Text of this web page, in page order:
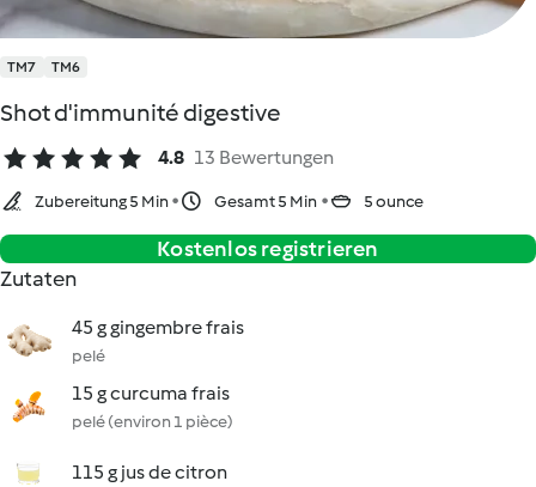
TM7 TM6
Shot d'immunité digestive
4.8 13 Bewertungen
Zubereitung 5 Min Gesamt 5 Min 5 ounce
Kostenlos registrieren
Zutaten
45 g gingembre frais
pelé
15 g curcuma frais
pelé (environ 1 pièce)
115 g jus de citron